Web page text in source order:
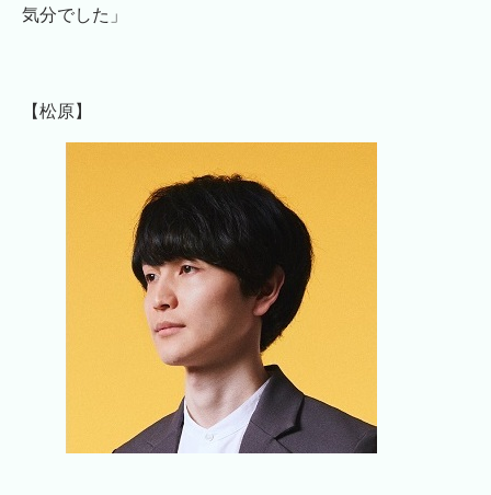
気分でした」
【松原】